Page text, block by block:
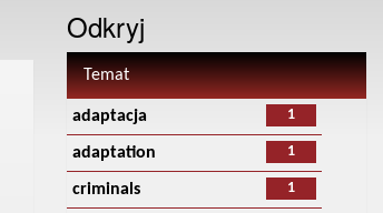
Odkryj
Temat
1
adaptacja
1
adaptation
1
criminals